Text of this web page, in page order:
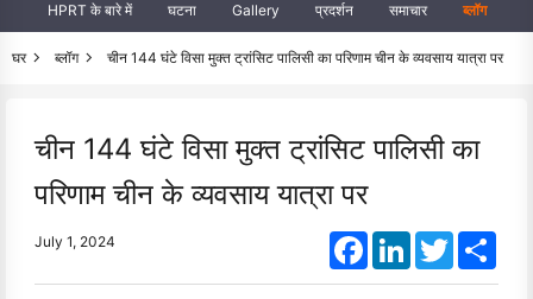
HPRT के बारे में घटना Gallery प्रदर्शन समाचार ब्लॉग
घर ब्लॉग चीन 144 घंटे विसा मुक्त ट्रांसिट पालिसी का परिणाम चीन के व्यवसाय यात्रा पर
चीन 144 घंटे विसा मुक्त ट्रांसिट पालिसी का
परिणाम चीन के व्यवसाय यात्रा पर
July 1, 2024 FacebookLinkedInTwitter